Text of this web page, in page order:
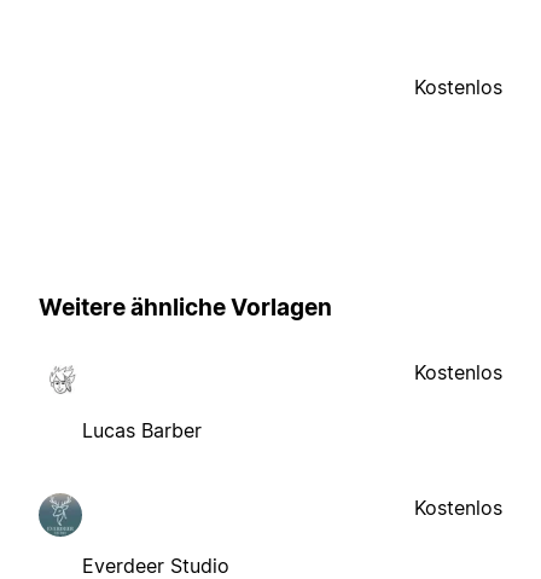
Kostenlos
Weitere ähnliche Vorlagen
Lucas Barber
Kostenlos
Everdeer Studio
Kostenlos